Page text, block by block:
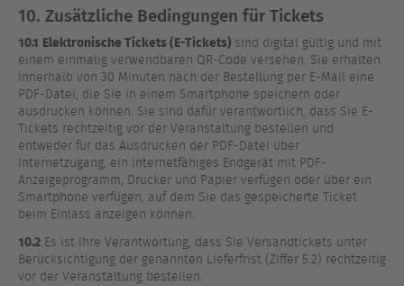
10. Zusätzliche Bedingungen für Tickets
10.1 Elektronische Tickets (E-Tickets) sind digital gültig und mit
einem einmalig verwendbaren QR-Code versehen. Sie erhalten
innerhalb von 30 Minuten nach der Bestellung per E-Mail eine
PDF-Datei, die Sie in einem Smartphone speichern oder
ausdrucken können. Sie sind dafür verantwortlich, dass Sie E-
Tickets rechtzeitig vor der Veranstaltung bestellen und
entweder für das Ausdrucken der PDF-Datei über
Internetzugang, ein internetfähiges Endgerät mit PDF-
Anzeigeprogramm, Drucker und Papier verfügen oder über ein
Smartphone verfügen, auf dem Sie das gespeicherte Ticket
beim Einlass anzeigen können.
10.2 Es ist Ihre Verantwortung, dass Sie Versandtickets unter
Berücksichtigung der genannten Lieferfrist (Ziffer 5.2) rechtzeitig
vor der Veranstaltung bestellen.